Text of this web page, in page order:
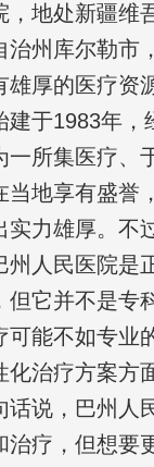
，地处新疆维
治州库尔勒市
雄厚的医疗资
建于1983年，
一所集医疗、
当地享有盛誉
实力雄厚。不
州人民医院是
但它并不是专
可能不如专业
化治疗方案方
话说，巴州人
治疗，但想要